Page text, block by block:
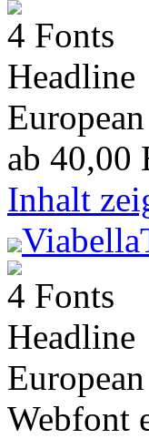
4 Fonts
Headline
ab 40,00
Inhalt
4 Fonts
Headline
Webfont